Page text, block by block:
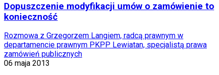
Dopuszczenie modyfikacji umów o zamówienie to
konieczność
Rozmowa z Grzegorzem Langiem, radcą prawnym w
departamencie prawnym PKPP Lewiatan, specjalistą prawa
zamówień publicznych
06 maja 2013